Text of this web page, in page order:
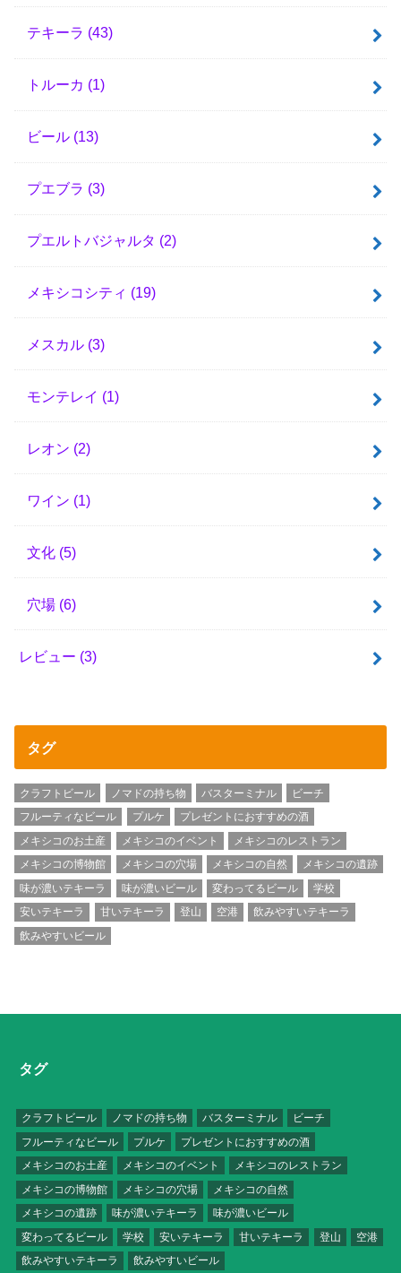
テキーラ (43)
トルーカ (1)
ビール (13)
プエブラ (3)
プエルトバジャルタ (2)
メキシコシティ (19)
メスカル (3)
モンテレイ (1)
レオン (2)
ワイン (1)
文化 (5)
穴場 (6)
レビュー (3)
タグ
クラフトビール ノマドの持ち物 バスターミナル
ビーチ
フルーティなビール
プルケ
プレゼントにおすすめの酒
メキシコのお土産
メキシコのイベント
メキシコのレストラン
メキシコの博物館
メキシコの穴場 メキシコの自然
メキシコの遺跡
味が濃いテキーラ
味が濃いビール 変わってるビール
学校
安いテキーラ
甘いテキーラ 登山 空港
飲みやすいテキーラ
飲みやすいビール
タグ
クラフトビール ノマドの持ち物 バスターミナル
ビーチ
フルーティなビール
プルケ
プレゼントにおすすめの酒
メキシコのお土産
メキシコのイベント
メキシコのレストラン
メキシコの博物館
メキシコの穴場
メキシコの自然
メキシコの遺跡
味が濃いテキーラ
味が濃いビール
変わってるビール
学校 安いテキーラ 甘いテキーラ 登山
空港
飲みやすいテキーラ
飲みやすいビール